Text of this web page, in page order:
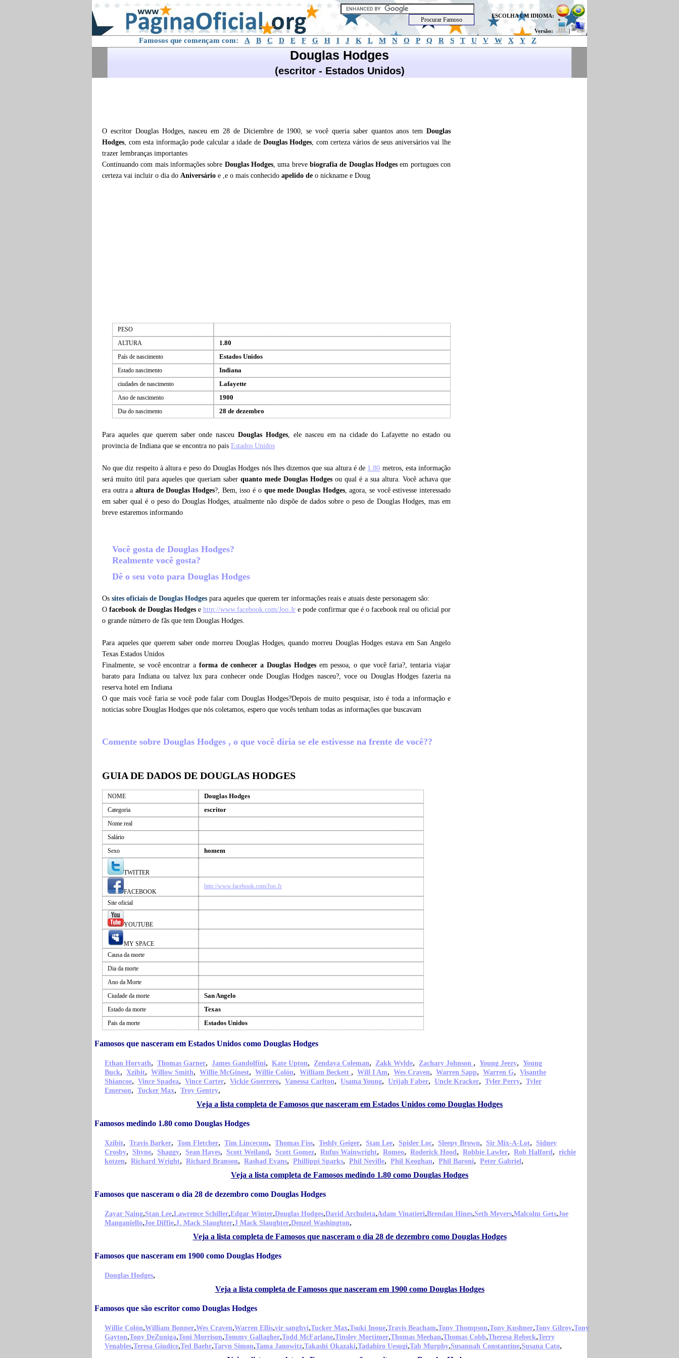
ESCOLHA UM IDIOMA:
Versão: |
Famosos que començam com: A B C D E F G H I J K L M N O P Q R S T U V W X Y Z
Douglas Hodges
(escritor - Estados Unidos)
O escritor Douglas Hodges, nasceu em 28 de Diciembre de 1900, se você queria saber quantos anos tem Douglas
Hodges, com esta informação pode calcular a idade de Douglas Hodges, com certeza vários de seus aniversários vai lhe
trazer lembranças importantes
Continuando com mais informações sobre Douglas Hodges, uma brevebiografia de Douglas Hodges em portugues con
certeza vai incluir o dia do Aniversário e ,e o mais conhecido apelido de o nickname e Doug
PESO
ALTURA
1.80
País de nascimento Estados Unidos
Estado nascimento Indiana
ciudades de nascimento Lafayette
Ano de nascimento 1900
Dia do nascimento 28 de dezembro
Para aqueles que querem saber onde nasceuDouglas Hodges, ele nasceu em na cidade do Lafayette no estado ou
provincia de Indiana que se encontra no pais Estados Unidos
No que diz respeito à altura e peso do Douglas Hodges nós lhes dizemos que sua altura é de 1.80 metros, esta informação
será muito útil para aqueles que queriam saber quanto mede Douglas Hodges ou qual é a sua altura. Você achava que
era outra aaltura de Douglas Hodges?, Bem, isso é o que mede Douglas Hodges, agora, se você estivesse interessado
em saber qual é o peso do Douglas Hodges, atualmente não dispõe de dados sobre o peso de Douglas Hodges, mas em
breve estaremos informando
Você gosta de Douglas Hodges?
Realmente você gosta?
Dê o seu voto para Douglas Hodges
Os sites oficiais de Douglas Hodges para aqueles que querem ter informações reais e atuais deste personagem são:
O facebook de Douglas Hodges e http://www.facebook.com/Joo.Jr e pode confirmar que é o facebook real ou oficial por
o grande número de fãs que tem Douglas Hodges.
Para aqueles que querem saber onde morreu Douglas Hodges, quando morreu Douglas Hodges estava em San Angelo
Texas Estados Unidos
Finalmente, se você encontrar a forma de conhecer a Douglas Hodgesem pessoa, o que você faria?, tentaria viajar
barato para Indiana ou talvez lux para conhecer onde Douglas Hodges nasceu?, voce ou Douglas Hodges fazeria na
reserva hotel em Indiana
O que mais você faria se você pode falar com Douglas Hodges?Depois de muito pesquisar, isto é toda a informação e
noticias sobre Douglas Hodges que nós coletamos, espero que vocês tenham todas as informações que buscavam
Comente sobre Douglas Hodges , o que você diria se ele estivesse na frente de você??
GUIA DE DADOS DE DOUGLAS HODGES
NOME Douglas Hodges
Categoria escritor
Nome real
Salário
Sexo
homem
TWITTER
FACEBOOK
http://www.facebook.com/Joo.Jr
Site oficial
YOUTUBE
MY SPACE
Causa da morte
Dia da morte
Ano da Morte
Ciudade da morte
San Angelo
Estado da morte Texas
Pais da morte Estados Unidos
Famosos que nasceram em Estados Unidos como Douglas Hodges
Ethan Horvath, Thomas Garner, James Gandolfini, Kate Upton, Zendaya Coleman, Zakk Wylde, Zachary Johnson , Young Jeezy, Young
Buck, Xzibit, Willow Smith, Willie McGinest, Willie Colón, William Beckett , Will I Am, Wes Craven, Warren Sapp, Warren G, Visanthe
Shiancoe, Vince Spadea, Vince Carter, Vickie Guerrero, Vanessa Carlton, Usama Young, Urijah Faber, Uncle Kracker, Tyler Perry, Tyler
Emerson, Tucker Max, Troy Gentry,
Veja a lista completa de Famosos que nasceram em Estados Unidos como Douglas Hodges
Famosos medindo 1.80 como Douglas Hodges
Xzibit, Travis Barker, Tom Fletcher, Tim Lincecum, Thomas Fiss, Teddy Geiger, Stan Lee, Spider Loc, Sleepy Brown, Sir Mix-A-Lot, Sidney
Crosby, Shyne, Shaggy, Sean Hayes, Scott Weiland, Scott Gomez, Rufus Wainwright, Romeo, Roderick Hood, Robbie Lawler, Rob Halford, richie
kotzen, Richard Wright, Richard Branson, Rashad Evans, Phillippi Sparks, Phil Neville, Phil Keoghan, Phil Baroni, Peter Gabriel,
Veja a lista completa de Famosos medindo 1.80 como Douglas Hodges
Famosos que nasceram o dia 28 de dezembro como Douglas Hodges
Zayar Naing,Stan Lee,Lawrence Schiller,Edgar Winter,Douglas Hodges,David Archuleta,Adam Vinatieri,Brendan Hines,Seth Meyers,Malcolm Gets,Joe
Manganiello,Joe Diffie,J. Mack Slaughter,J Mack Slaughter,Denzel Washington,
Veja a lista completa de Famosos que nasceram o dia 28 de dezembro como Douglas Hodges
Famosos que nasceram em 1900 como Douglas Hodges
Douglas Hodges,
Veja a lista completa de Famosos que nasceram em 1900 como Douglas Hodges
Famosos que são escritor como Douglas Hodges
Willie Colón,William Bonner,Wes Craven,Warren Ellis,vir sanghvi,Tucker Max,Tsuki Inoue,Travis Beacham,Tony Thompson,Tony Kushner,Tony Gilroy,Tony
Gayton,Tony DeZuniga,Toni Morrison,Tommy Gallagher,Todd McFarlane,Tinsley Mortimer,Thomas Meehan,Thomas Cobb,Theresa Rebeck,Terry
Venables,Teresa Giudice,Ted Baehr,Taryn Simon,Tama Janowitz,Takashi Okazaki,Tadahiro Uesugi,Tab Murphy,Susannah Constantine,Susana Cato,